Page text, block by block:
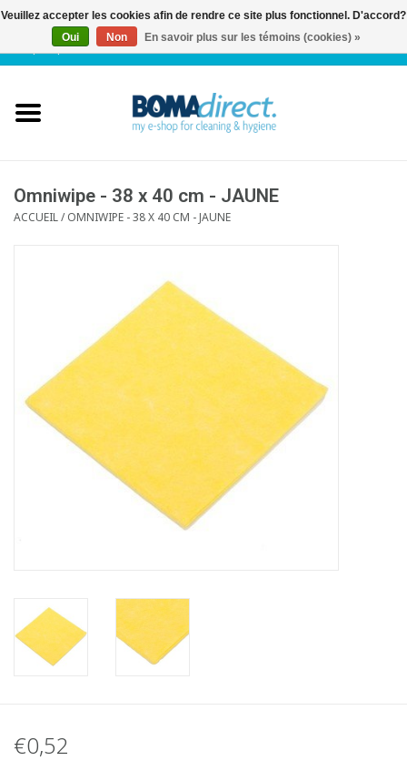
FR| 0 Articles
Service client
Omniwipe - 38 x 40 cm - JAUNE
ACCUEIL/OMNIWIPE - 38 X 40 CM - JAUNE
€0,52
Veuillez accepter les cookies afin de rendre ce site plus fonctionnel. D'accord?
Oui
Non En savoir plus sur les témoins (cookies) »